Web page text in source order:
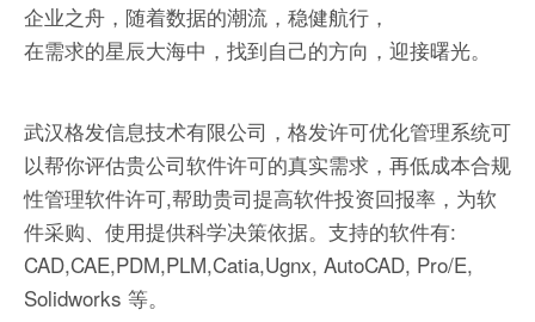
企业之舟，随着数据的潮流，稳健航行，
在需求的星辰大海中，找到自己的方向，迎接曙光。
武汉格发信息技术有限公司，格发许可优化管理系统可
以帮你评估贵公司软件许可的真实需求，再低成本合规
性管理软件许可,帮助贵司提高软件投资回报率，为软
件采购、使用提供科学决策依据。支持的软件有:
CAD,CAE,PDM,PLM,Catia,Ugnx, AutoCAD, Pro/E,
Solidworks 等。